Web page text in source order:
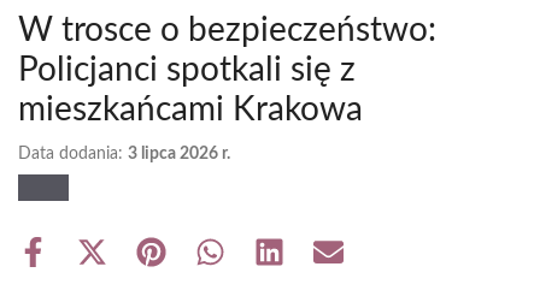
W trosce o bezpieczeństwo:
Policjanci spotkali się z
mieszkańcami Krakowa
Data dodania: 3 lipca 2026 r.
Share
Share Share Share Share Share